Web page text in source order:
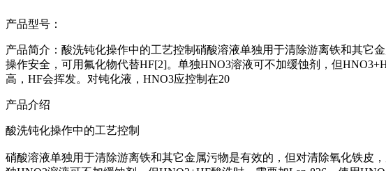
产品型号：
产品简介：酸洗钝化操作中的工艺控制硝酸溶液单独用于清除游离铁和其它
操作安全，可用氟化物代替HF[2]。单独HNO3溶液可不加缓蚀剂，但
高，HF会挥发。对钝化液，HNO3应控制在20
产品介绍
酸洗钝化操作中的工艺控制
硝酸溶液单独用于清除游离铁和其它金属污物是有效的，但对清除氧化铁皮